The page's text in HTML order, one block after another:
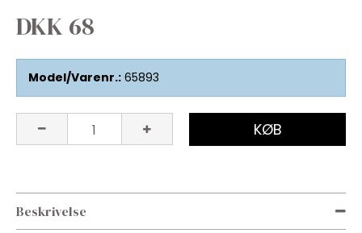
DKK 68
Model/Varenr.: 65893
KØB
Beskrivelse